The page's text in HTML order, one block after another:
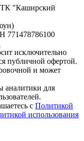
ТК "Каширский
771478786100
исключительно
публичной офертой.
и может
аналитики для
с Политикой
использования